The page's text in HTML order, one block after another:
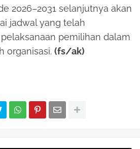
2026–2031 selanjutnya akan
jadwal yang telah
pemilihan dalam
organisasi. (fs/ak)